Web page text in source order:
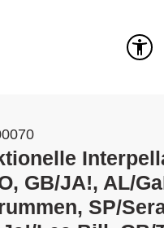
GB/JA!, AL/
SP/